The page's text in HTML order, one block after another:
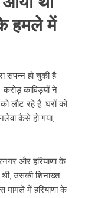
हमले में
संपन्न हो चुकी है
कांविड़यों ने
लौट रहे हैं. घरों को
कैसे हो गया,
और हरियाणा के
थी, उसकी शिनाख्त
मामले में हरियाणा के